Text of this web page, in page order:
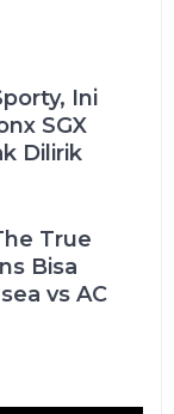
Ini
SGX
Dilirik
True
Bisa
vs AC